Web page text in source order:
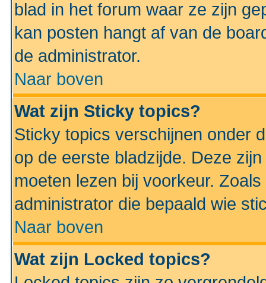
blad in het forum waar ze zijn
kan posten hangt af van de
de administrator.
Naar boven
Wat zijn Sticky topics?
Sticky topics verschijnen onder
op de eerste bladzijde. Deze
moeten lezen bij voorkeur.
administrator die bepaald wie
Naar boven
Wat zijn Locked topics?